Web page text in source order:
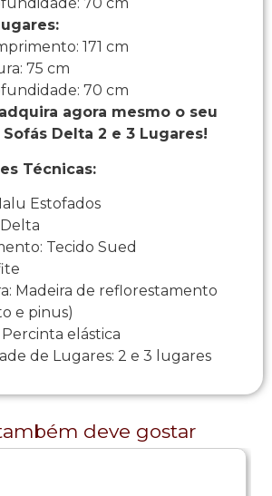
171 cm
75 cm
70 cm
agora mesmo o seu
Delta 2 e 3 Lugares!
Técnicas:
Estofados
Tecido Sued
Madeira de reflorestamento
e pinus)
elástica
de Lugares: 2 e 3 lugares
deve gostar